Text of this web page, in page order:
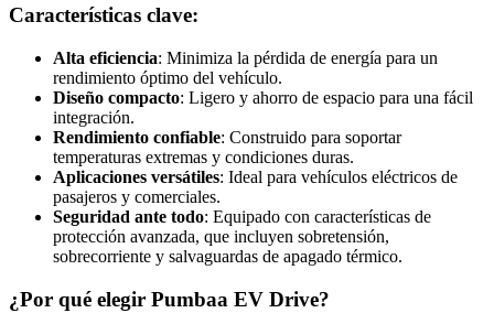
Características clave:
Alta eficiencia: Minimiza la pérdida de energía para un
rendimiento óptimo del vehículo.
Diseño compacto: Ligero y ahorro de espacio para una fácil
integración.
Rendimiento confiable: Construido para soportar
temperaturas extremas y condiciones duras.
Aplicaciones versátiles: Ideal para vehículos eléctricos de
pasajeros y comerciales.
Seguridad ante todo: Equipado con características de
protección avanzada, que incluyen sobretensión,
sobrecorriente y salvaguardas de apagado térmico.
¿Por qué elegir Pumbaa EV Drive?